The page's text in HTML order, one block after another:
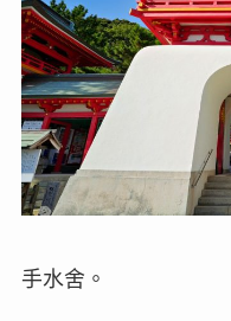
手水舍。